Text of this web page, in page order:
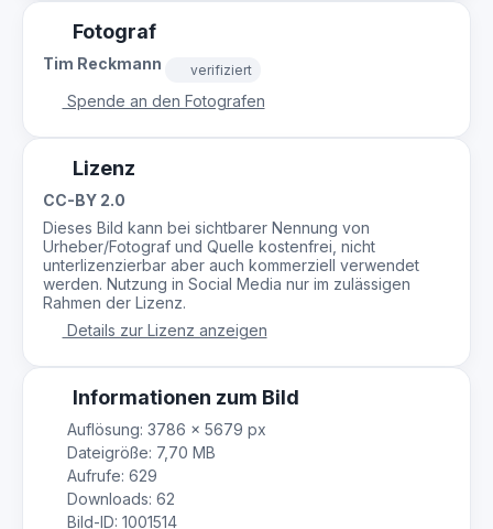
Fotograf
Tim Reckmann verifiziert
Spende an den Fotografen
Lizenz
CC-BY 2.0
Dieses Bild kann bei sichtbarer Nennung von
Urheber/Fotograf und Quelle kostenfrei, nicht
unterlizenzierbar aber auch kommerziell verwendet
werden. Nutzung in Social Media nur im zulässigen
Rahmen der Lizenz.
Details zur Lizenz anzeigen
Informationen zum Bild
Auflösung: 3786 × 5679 px
Dateigröße: 7,70 MB
Aufrufe: 629
Downloads: 62
Bild-ID: 1001514